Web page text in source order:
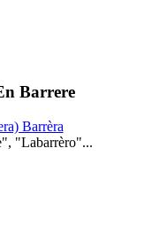
Barrere
Barrèra
"Labarrèro"...